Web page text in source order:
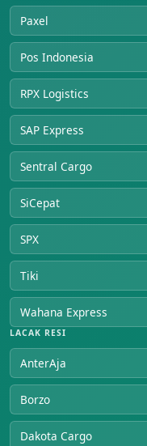
Paxel
Pos Indonesia
RPX Logistics
SAP Express
Sentral Cargo
SiCepat
SPX
Tiki
Wahana Express
LACAK RESI
AnterAja
Borzo
Dakota Cargo